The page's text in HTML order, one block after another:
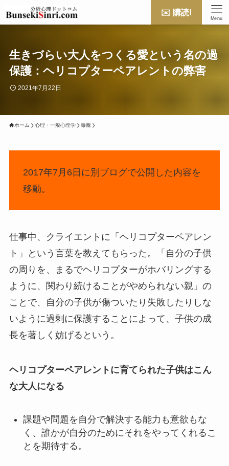
✉️ 購読!
Menu
生きづらい大人をつくる愛という名の過
保護：ヘリコプターペアレントの弊害
2021年7月22日
ホーム 心理・一般心理学 毒親
2017年7月6日に別ブログで公開した内容を
移動。
仕事中、クライエントに「ヘリコプターペアレン
ト」という言葉を教えてもらった。「自分の子供
の周りを、まるでヘリコプターがホバリングする
ように、関わり続けることがやめられない親」の
ことで、自分の子供が傷ついたり失敗したりしな
いように過剰に保護することによって、子供の成
長を著しく妨げるという。
ヘリコプターペアレントに育てられた子供はこん
な大人になる
課題や問題を自分で解決する能力も意欲もな
く、誰かが自分のためにそれをやってくれるこ
とを期待する。